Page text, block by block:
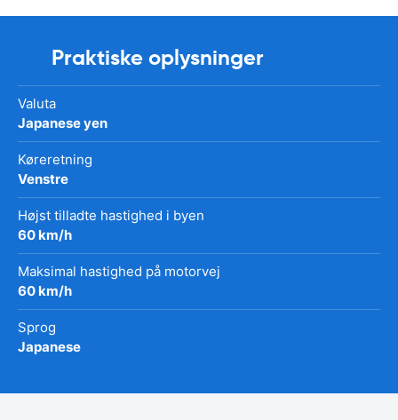
Praktiske oplysninger
Valuta
Japanese yen
Køreretning
Venstre
Højst tilladte hastighed i byen
60 km/h
Maksimal hastighed på motorvej
60 km/h
Sprog
Japanese